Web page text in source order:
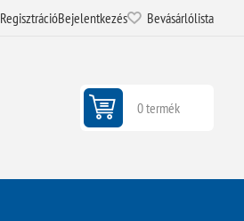
RegisztrációBejelentkezés Bevásárlólista
0 termék